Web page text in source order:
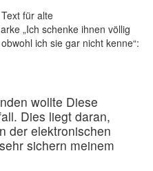
für alte
„Ich schenke ihnen völlig
ich sie gar nicht kenne“:
wollte Diese
Dies liegt daran,
der elektronischen
sichern meinem